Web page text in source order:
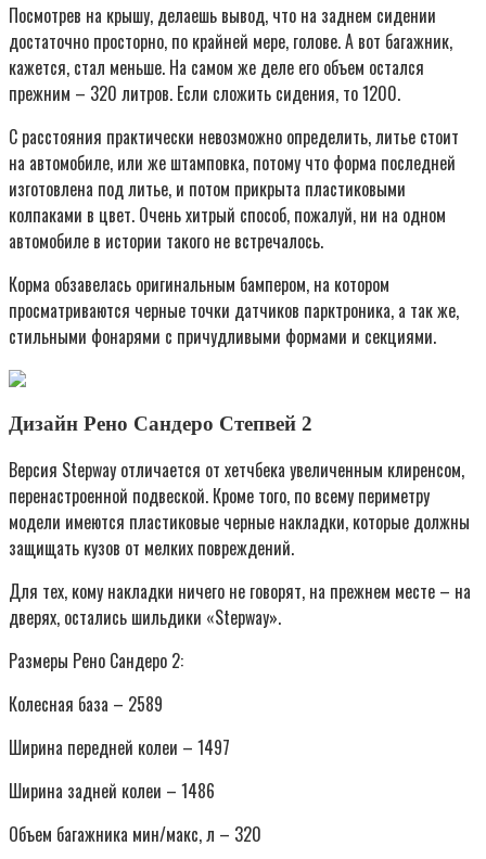
Посмотрев на крышу, делаешь вывод, что на заднем сидении
достаточно просторно, по крайней мере, голове. А вот багажник,
кажется, стал меньше. На самом же деле его объем остался
прежним – 320 литров. Если сложить сидения, то 1200.
С расстояния практически невозможно определить, литье стоит
на автомобиле, или же штамповка, потому что форма последней
изготовлена под литье, и потом прикрыта пластиковыми
колпаками в цвет. Очень хитрый способ, пожалуй, ни на одном
автомобиле в истории такого не встречалось.
Корма обзавелась оригинальным бампером, на котором
просматриваются черные точки датчиков парктроника, а так же,
стильными фонарями с причудливыми формами и секциями.
Дизайн Рено Сандеро Степвей 2
Версия Stepway отличается от хетчбека увеличенным клиренсом,
перенастроенной подвеской. Кроме того, по всему периметру
модели имеются пластиковые черные накладки, которые должны
защищать кузов от мелких повреждений.
Для тех, кому накладки ничего не говорят, на прежнем месте – на
дверях, остались шильдики «Stepway».
Размеры Рено Сандеро 2:
Колесная база – 2589
Ширина передней колеи – 1497
Ширина задней колеи – 1486
Объем багажника мин/макс, л – 320